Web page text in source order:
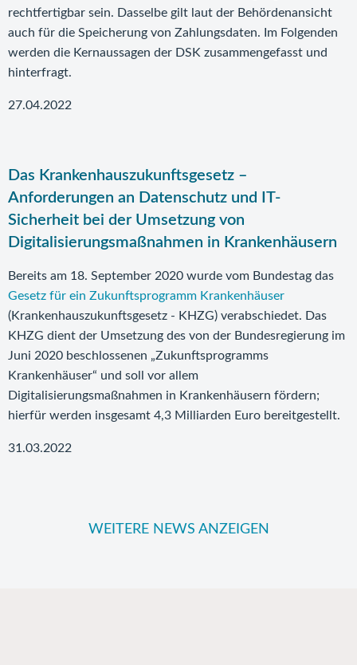
rechtfertigbar sein. Dasselbe gilt laut der Behördenansicht
auch für die Speicherung von Zahlungsdaten. Im Folgenden
werden die Kernaussagen der DSK zusammengefasst und
hinterfragt.
27.04.2022
Das Krankenhauszukunftsgesetz –
Anforderungen an Datenschutz und IT-
Sicherheit bei der Umsetzung von
Digitalisierungsmaßnahmen in Krankenhäusern
Bereits am 18. September 2020 wurde vom Bundestag das
Gesetz für ein Zukunftsprogramm Krankenhäuser
(Krankenhauszukunftsgesetz - KHZG) verabschiedet. Das
KHZG dient der Umsetzung des von der Bundesregierung im
Juni 2020 beschlossenen „Zukunftsprogramms
Krankenhäuser“ und soll vor allem
Digitalisierungsmaßnahmen in Krankenhäusern fördern;
hierfür werden insgesamt 4,3 Milliarden Euro bereitgestellt.
31.03.2022
WEITERE NEWS ANZEIGEN